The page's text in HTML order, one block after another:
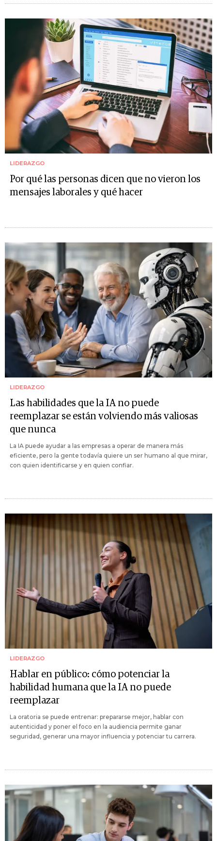
LIDERAZGO
Por qué las personas dicen que no vieron los
mensajes laborales y qué hacer
LIDERAZGO
Las habilidades que la IA no puede
reemplazar se están volviendo más valiosas
que nunca
La IA puede ayudar a las empresas a operar de manera más
eficiente, pero la gente todavía quiere un ser humano al que mirar,
con quien identificarse y en quien confiar.
LIDERAZGO
Hablar en público: cómo potenciar la
habilidad humana que la IA no puede
reemplazar
La oratoria se puede entrenar: prepararse mejor, hablar con
autenticidad y poner el foco en la audiencia permite ganar
seguridad, generar una mayor influencia y potenciar tu carrera.